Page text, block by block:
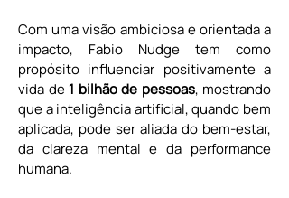
Com uma visão ambiciosa e orientada a
impacto, Fabio Nudge tem como
propósito influenciar positivamente a
vida de 1 bilhão de pessoas, mostrando
que a inteligência artificial, quando bem
aplicada, pode ser aliada do bem-estar,
da clareza mental e da performance
humana.